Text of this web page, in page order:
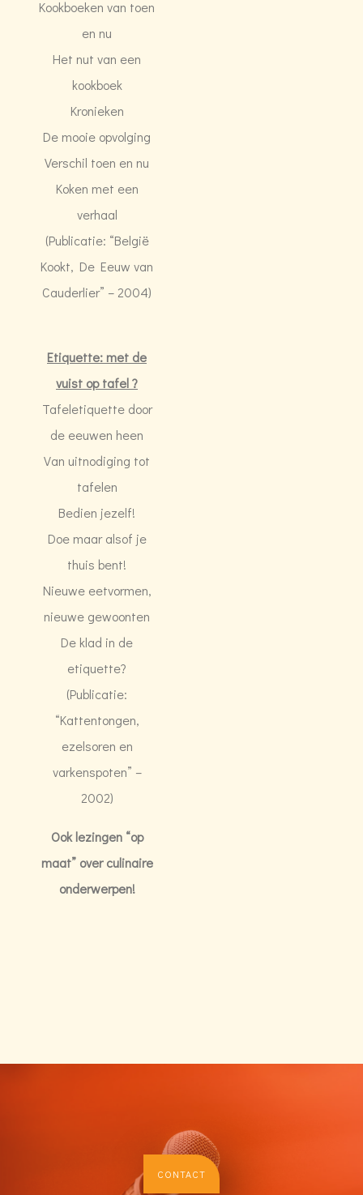
Kookboeken van toen
en nu
Het nut van een
kookboek
Kronieken
De mooie opvolging
Verschil toen en nu
Koken met een
verhaal
(Publicatie: “België
Kookt, De Eeuw van
Cauderlier” – 2004)
Etiquette: met de
vuist op tafel ?
Tafeletiquette door
de eeuwen heen
Van uitnodiging tot
tafelen
Bedien jezelf!
Doe maar alsof je
thuis bent!
Nieuwe eetvormen,
nieuwe gewoonten
De klad in de
etiquette?
(Publicatie:
“Kattentongen,
ezelsoren en
varkenspoten” –
2002)
Ook lezingen “op
maat” over culinaire
onderwerpen!
CONTACT